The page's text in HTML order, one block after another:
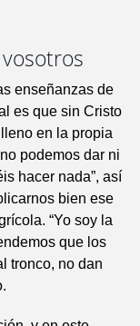
enseñanzas de
es que sin Cristo
en la propia
podemos dar ni
hacer nada”, así
bien ese
“Yo soy la
que los
tronco, no dan